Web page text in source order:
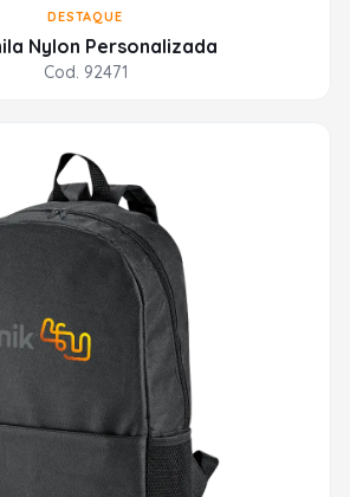
DESTAQUE
Nylon Personalizada
Cod. 92471